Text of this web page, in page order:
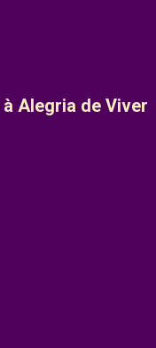
Alegria de Viver